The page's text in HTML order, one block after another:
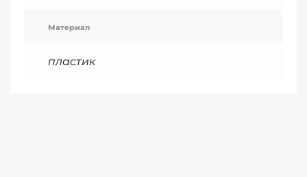
Материал
пластик